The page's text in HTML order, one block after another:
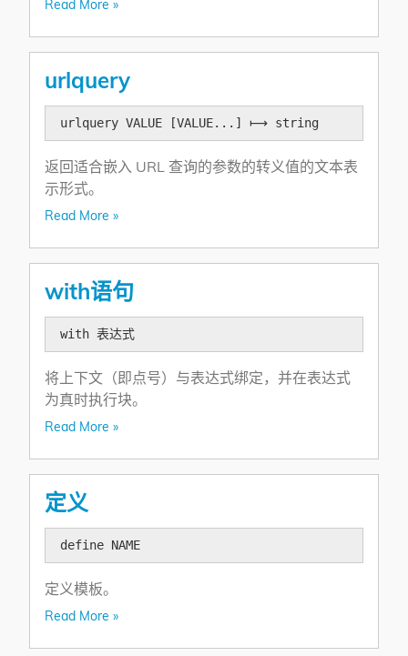
Read More »
urlquery
urlquery VALUE [VALUE...] ⟼ string
返回适合嵌入 URL 查询的参数的转义值的文本表
示形式。
Read More »
with语句
with 表达式
将上下文（即点号）与表达式绑定，并在表达式
为真时执行块。
Read More »
定义
define NAME
定义模板。
Read More »